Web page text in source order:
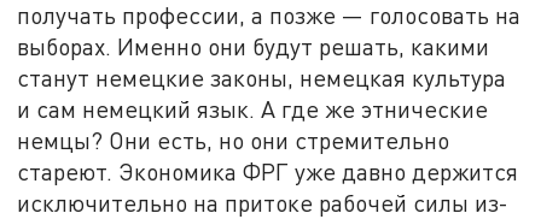
получать профессии, а позже — голосовать на
выборах. Именно они будут решать, какими
станут немецкие законы, немецкая культура
и сам немецкий язык. А где же этнические
немцы? Они есть, но они стремительно
стареют. Экономика ФРГ уже давно держится
исключительно на притоке рабочей силы из-